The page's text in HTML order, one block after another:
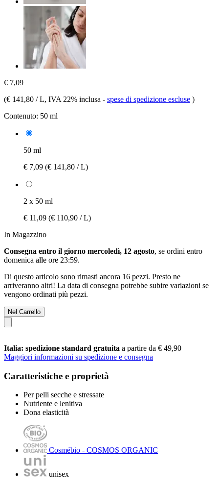
€ 7,09
(€ 141,80 / L, IVA 22% inclusa - spese di spedizione escluse )
Contenuto: 50 ml
50 ml
€ 7,09 (€ 141,80 / L)
2 x 50 ml
€ 11,09 (€ 110,90 / L)
In Magazzino
Consegna entro il giorno mercoledì, 12 agosto, se ordini entro
domenica alle ore 23:59.
Di questo articolo sono rimasti ancora 16 pezzi. Presto ne
arriveranno altri! La data di consegna potrebbe subire variazioni se
vengono ordinati più pezzi.
Nel Carrello
Italia: spedizione standard gratuita a partire da € 49,90
Maggiori informazioni su spedizione e consegna
Caratteristiche e proprietà
Per pelli secche e stressate
Nutriente e lenitiva
Dona elasticità
Cosmébio - COSMOS ORGANIC
unisex